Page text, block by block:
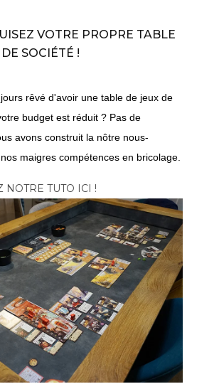
VOTRE PROPRE TABLE
SOCIÉTÉ !
rêvé d'avoir une table de jeux de
budget est réduit ? Pas de
avons construit la nôtre nous-
maigres compétences en bricolage.
NOTRE TUTO ICI !